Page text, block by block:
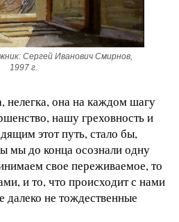
Сергей Иванович Смирнов,
1997 г.
нелегка, она на каждом шагу
нашу греховность и
этот путь, стало бы,
мы до конца осознали одну
свое переживаемое, то
и то, что происходит с нами
далеко не тождественные